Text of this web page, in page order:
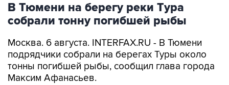
В Тюмени на берегу реки Тура
собрали тонну погибшей рыбы
Москва. 6 августа. INTERFAX.RU - В Тюмени
подрядчики собрали на берегах Туры около
тонны погибшей рыбы, сообщил глава города
Максим Афанасьев.